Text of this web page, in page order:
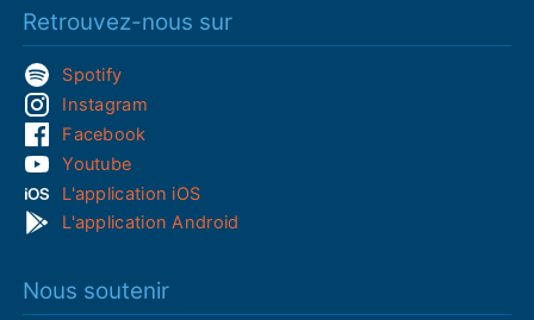
Retrouvez-nous sur
Spotify
Instagram
Facebook
Youtube
L'application iOS
L'application Android
Nous soutenir